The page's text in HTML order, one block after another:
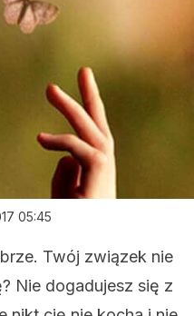
05:45
Twój związek nie
Nie dogadujesz się z